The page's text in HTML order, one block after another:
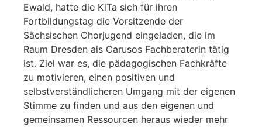
Ewald, hatte die KiTa sich für ihren
Fortbildungstag die Vorsitzende der
Sächsischen Chorjugend eingeladen, die im
Raum Dresden als Carusos Fachberaterin tätig
ist. Ziel war es, die pädagogischen Fachkräfte
zu motivieren, einen positiven und
selbstverständlicheren Umgang mit der eigenen
Stimme zu finden und aus den eigenen und
gemeinsamen Ressourcen heraus wieder mehr